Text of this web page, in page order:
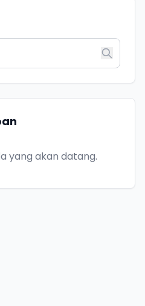
yang akan datang.